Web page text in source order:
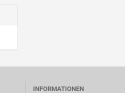
INFORMATIONEN